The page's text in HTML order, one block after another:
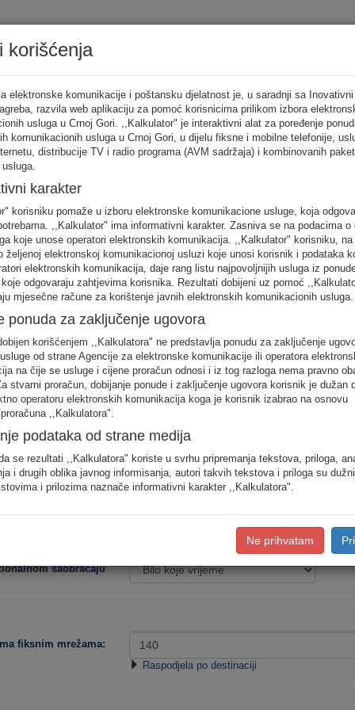
sva
FIKSNA
telefonija
MOBILNA
telefonija
INTERNET
usluge
unos raspodjela saobraćaja je usklađena s ponašanjem karakterističnog
saobraćaja prema konkretnim destinacijama, koristite detaljan unos
Procjena
Niska
saobraćaju
fiksnim mrežama:
Raspodjela po destinaciji
korišćenja
elektronske komunikacije i poštansku djelatnost je, u saradnji sa Inovativni
razvila web aplikaciju za pomoć korisnicima prilikom izbora
usluga u Crnoj Gori. ,,Kalkulator" je interaktivni alat za poređenje
komunikacionih usluga u Crnoj Gori, u dijelu fiksne i mobilne telefonije,
distribucije TV i radio programa (AVM sadržaja) i kombinovanih
karakter
korisniku pomaže u izboru elektronske komunikacione usluge, koja
,,Kalkulator" ima informativni karakter. Zasniva se na podacima o
koje unose operatori elektronskih komunikacija. ,,Kalkulator" korisniku,
željenoj elektronskoj komunikacionoj usluzi koje unosi korisnik i podataka
elektronskih komunikacija, daje rang listu najpovoljnijih usluga iz
odgovaraju zahtjevima korisnika. Rezultati dobijeni uz pomoć
mjesečne račune za korištenje javnih elektronskih komunikacionih usluga.
ponuda za zaključenje ugovora
korišćenjem ,,Kalkulatora" ne predstavlja ponudu za zaključenje
od strane Agencije za elektronske komunikacije ili operatora
na čije se usluge i cijene proračun odnosi i iz tog razloga nema pravno
stvarni proračun, dobijanje ponude i zaključenje ugovora korisnik je dužan
operatoru elektronskih komunikacija koga je korisnik izabrao na osnovu
,,Kalkulatora".
podataka od strane medija
se rezultati ,,Kalkulatora" koriste u svrhu pripremanja tekstova, priloga,
i drugih oblika javnog informisanja, autori takvih tekstova i priloga su
i prilozima naznače informativni karakter ,,Kalkulatora".
Ne prihvatam